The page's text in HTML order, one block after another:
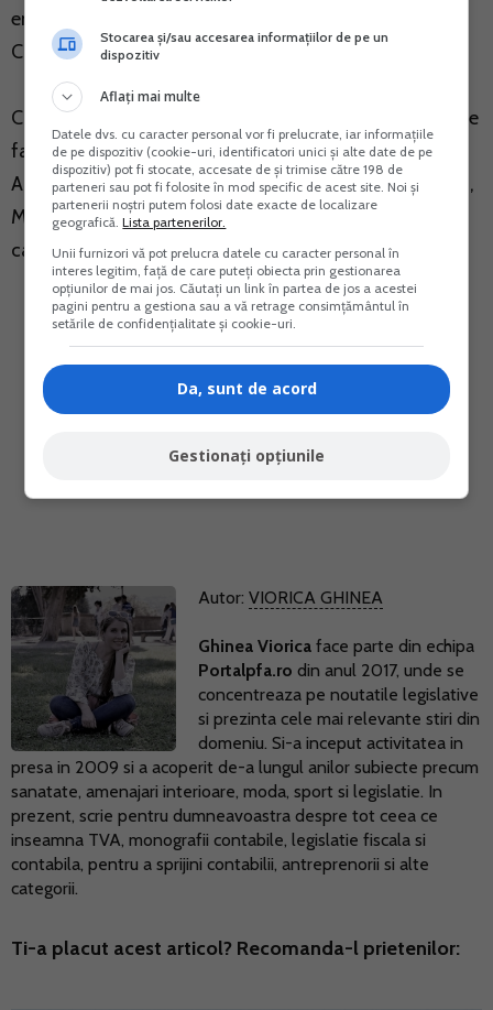
entitate inregistrata la Oficiul National al Registrului
Comertului, se mai arata in proiectul de lege.
Constatarea contraventiilor si aplicarea sanctiunilor se
fac de catre persoanele imputernicite din cadrul
Autoritatii Nationale pentru Protectia Consumatorului,
Ministerului Afacerilor Interne sau Politiei locale, dupa
caz.
Autor: VIORICA GHINEA
Ghinea Viorica face parte din echipa
Portalpfa.ro din anul 2017, unde se
concentreaza pe noutatile legislative
si prezinta cele mai relevante stiri din
domeniu. Si-a inceput activitatea in
presa in 2009 si a acoperit de-a lungul anilor subiecte precum
sanatate, amenajari interioare, moda, sport si legislatie. In
prezent, scrie pentru dumneavoastra despre tot ceea ce
inseamna TVA, monografii contabile, legislatie fiscala si
contabila, pentru a sprijini contabilii, antreprenorii si alte
categorii.
Ti-a placut acest articol? Recomanda-l prietenilor:
Stocarea și/sau accesarea informațiilor de pe un
dispozitiv
Aflați mai multe
Datele dvs. cu caracter personal vor fi prelucrate, iar informațiile
de pe dispozitiv (cookie-uri, identificatori unici și alte date de pe
dispozitiv) pot fi stocate, accesate de și trimise către 198 de
parteneri sau pot fi folosite în mod specific de acest site. Noi și
partenerii noștri putem folosi date exacte de localizare
geografică.Lista partenerilor.
Unii furnizori vă pot prelucra datele cu caracter personal în
interes legitim, față de care puteți obiecta prin gestionarea
opțiunilor de mai jos. Căutați un link în partea de jos a acestei
pagini pentru a gestiona sau a vă retrage consimțământul în
setările de confidențialitate și cookie-uri.
Da, sunt de acord
Gestionați opțiunile